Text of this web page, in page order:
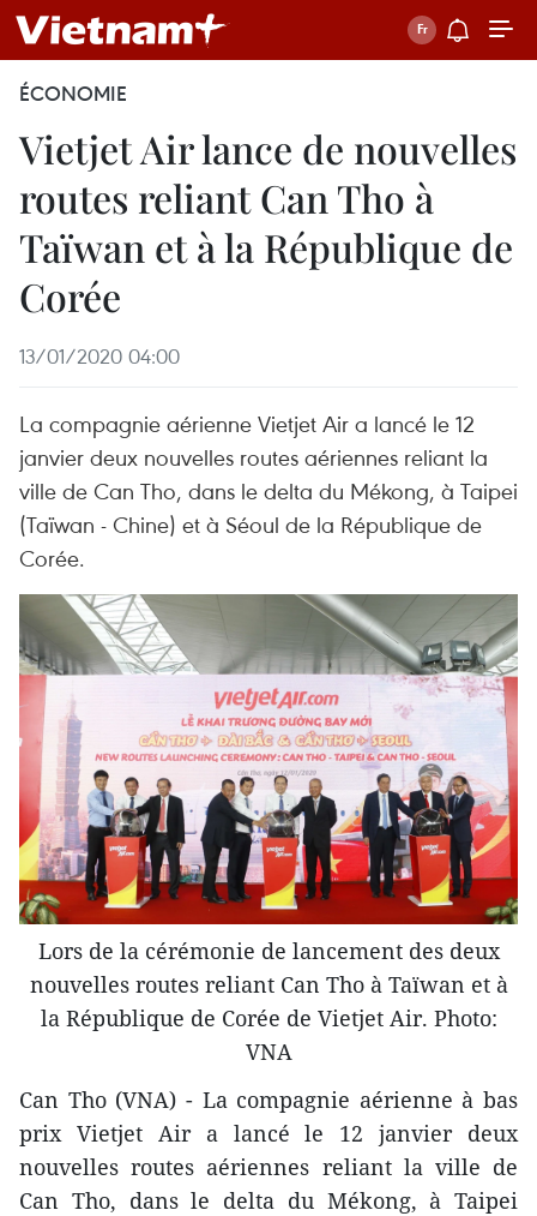
ÉCONOMIE
Vietjet Air lance de nouvelles
routes reliant Can Tho à
Taïwan et à la République de
Corée
13/01/2020 04:00
La compagnie aérienne Vietjet Air a lancé le 12
janvier deux nouvelles routes aériennes reliant la
ville de Can Tho, dans le delta du Mékong, à Taipei
(Taïwan - Chine) et à Séoul de la République de
Corée.
Lors de la cérémonie de lancement des deux
nouvelles routes reliant Can Tho à Taïwan et à
la République de Corée de Vietjet Air. Photo:
VNA
Can Tho (VNA) - La compagnie aérienne à bas
prix Vietjet Air a lancé le 12 janvier deux
nouvelles routes aériennes reliant la ville de
Can Tho, dans le delta du Mékong, à Taipei